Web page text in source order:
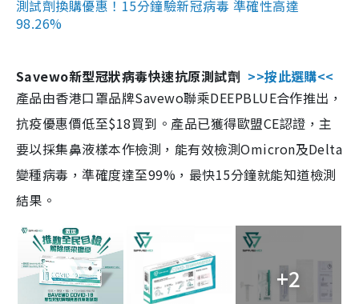
測試劑換購優惠！15分鐘驗新冠病毒 準確性高達
98.26%
Savewo新型冠狀病毒快速抗原測試劑 >>按此選購<<
產品由香港口罩品牌Savewo聯乘DEEPBLUE合作推出，
抗疫優惠價低至$18買到。產品已獲得歐盟CE認證，主
要以採集鼻液樣本作檢測，能有效檢測Omicron及Delta
變種病毒，準確度達至99%，最快15分鐘就能知道檢測
結果。
+2